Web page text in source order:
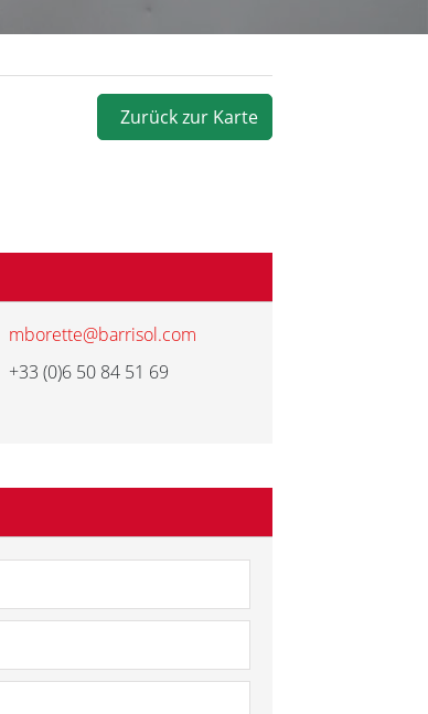
Zurück zur Karte
mborette@barrisol.com
+33 (0)6 50 84 51 69